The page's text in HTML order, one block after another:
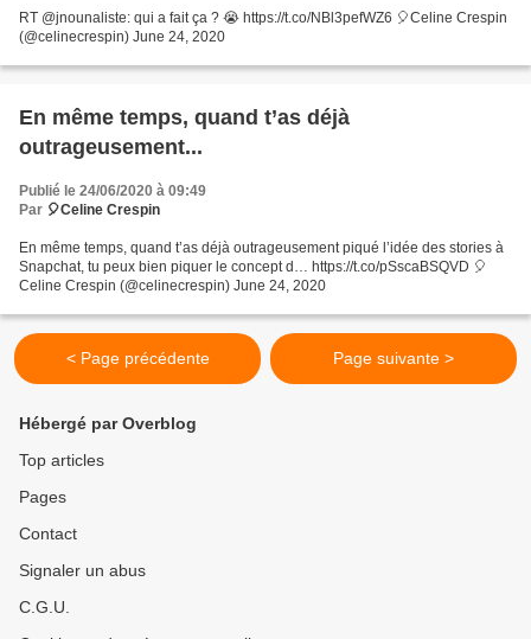
RT @jnounaliste: qui a fait ça ? 😭 https://t.co/NBl3pefWZ6 🎈Celine Crespin
(@celinecrespin) June 24, 2020
En même temps, quand t’as déjà
outrageusement...
Publié le 24/06/2020 à 09:49
Par 🎈Celine Crespin
En même temps, quand t’as déjà outrageusement piqué l’idée des stories à
Snapchat, tu peux bien piquer le concept d… https://t.co/pSscaBSQVD 🎈
Celine Crespin (@celinecrespin) June 24, 2020
< Page précédente Page suivante >
Hébergé par Overblog
Top articles
Pages
Contact
Signaler un abus
C.G.U.